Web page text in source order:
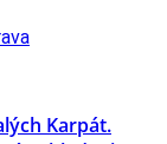
Karpát.